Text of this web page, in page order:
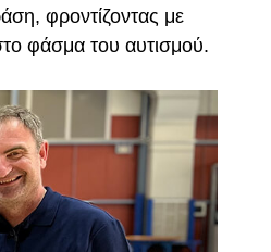
φροντίζοντας με
φάσμα του αυτισμού.